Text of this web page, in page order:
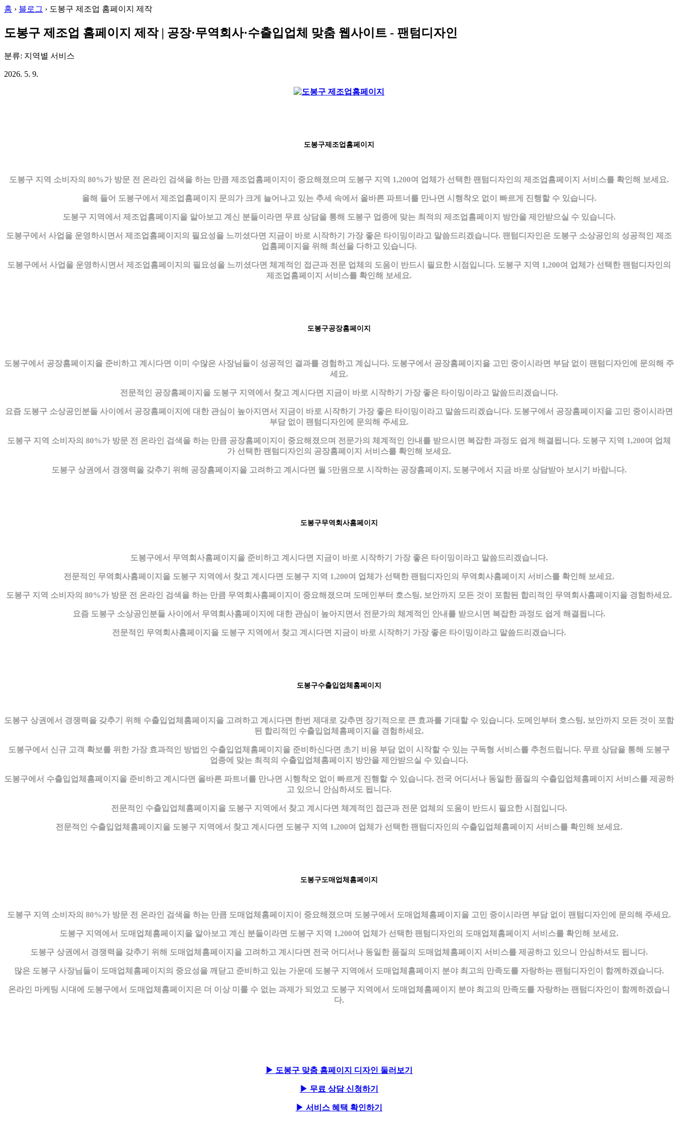
홈 › 블로그 › 도봉구 제조업 홈페이지 제작
도봉구 제조업 홈페이지 제작 | 공장·무역회사·수출입업체 맞춤 웹사이트 - 팬텀디자인
분류: 지역별 서비스
2026. 5. 9.
도봉구제조업홈페이지
도봉구 지역 소비자의 80%가 방문 전 온라인 검색을 하는 만큼 제조업홈페이지이 중요해졌으며 도봉구 지역 1,200여 업체가 선택한 팬텀디자인의 제조업홈페이지 서비스를 확인해 보세요.
올해 들어 도봉구에서 제조업홈페이지 문의가 크게 늘어나고 있는 추세 속에서 올바른 파트너를 만나면 시행착오 없이 빠르게 진행할 수 있습니다.
도봉구 지역에서 제조업홈페이지을 알아보고 계신 분들이라면 무료 상담을 통해 도봉구 업종에 맞는 최적의 제조업홈페이지 방안을 제안받으실 수 있습니다.
도봉구에서 사업을 운영하시면서 제조업홈페이지의 필요성을 느끼셨다면 지금이 바로 시작하기 가장 좋은 타이밍이라고 말씀드리겠습니다. 팬텀디자인은 도봉구 소상공인의 성공적인 제조
업홈페이지을 위해 최선을 다하고 있습니다.
도봉구에서 사업을 운영하시면서 제조업홈페이지의 필요성을 느끼셨다면 체계적인 접근과 전문 업체의 도움이 반드시 필요한 시점입니다. 도봉구 지역 1,200여 업체가 선택한 팬텀디자인의
제조업홈페이지 서비스를 확인해 보세요.
도봉구공장홈페이지
도봉구에서 공장홈페이지을 준비하고 계시다면 이미 수많은 사장님들이 성공적인 결과를 경험하고 계십니다. 도봉구에서 공장홈페이지을 고민 중이시라면 부담 없이 팬텀디자인에 문의해 주
세요.
전문적인 공장홈페이지을 도봉구 지역에서 찾고 계시다면 지금이 바로 시작하기 가장 좋은 타이밍이라고 말씀드리겠습니다.
요즘 도봉구 소상공인분들 사이에서 공장홈페이지에 대한 관심이 높아지면서 지금이 바로 시작하기 가장 좋은 타이밍이라고 말씀드리겠습니다. 도봉구에서 공장홈페이지을 고민 중이시라면
부담 없이 팬텀디자인에 문의해 주세요.
도봉구 지역 소비자의 80%가 방문 전 온라인 검색을 하는 만큼 공장홈페이지이 중요해졌으며 전문가의 체계적인 안내를 받으시면 복잡한 과정도 쉽게 해결됩니다. 도봉구 지역 1,200여 업체
가 선택한 팬텀디자인의 공장홈페이지 서비스를 확인해 보세요.
도봉구 상권에서 경쟁력을 갖추기 위해 공장홈페이지을 고려하고 계시다면 월 5만원으로 시작하는 공장홈페이지, 도봉구에서 지금 바로 상담받아 보시기 바랍니다.
도봉구무역회사홈페이지
도봉구에서 무역회사홈페이지을 준비하고 계시다면 지금이 바로 시작하기 가장 좋은 타이밍이라고 말씀드리겠습니다.
전문적인 무역회사홈페이지을 도봉구 지역에서 찾고 계시다면 도봉구 지역 1,200여 업체가 선택한 팬텀디자인의 무역회사홈페이지 서비스를 확인해 보세요.
도봉구 지역 소비자의 80%가 방문 전 온라인 검색을 하는 만큼 무역회사홈페이지이 중요해졌으며 도메인부터 호스팅, 보안까지 모든 것이 포함된 합리적인 무역회사홈페이지을 경험하세요.
요즘 도봉구 소상공인분들 사이에서 무역회사홈페이지에 대한 관심이 높아지면서 전문가의 체계적인 안내를 받으시면 복잡한 과정도 쉽게 해결됩니다.
전문적인 무역회사홈페이지을 도봉구 지역에서 찾고 계시다면 지금이 바로 시작하기 가장 좋은 타이밍이라고 말씀드리겠습니다.
도봉구수출입업체홈페이지
도봉구 상권에서 경쟁력을 갖추기 위해 수출입업체홈페이지을 고려하고 계시다면 한번 제대로 갖추면 장기적으로 큰 효과를 기대할 수 있습니다. 도메인부터 호스팅, 보안까지 모든 것이 포함
된 합리적인 수출입업체홈페이지을 경험하세요.
도봉구에서 신규 고객 확보를 위한 가장 효과적인 방법인 수출입업체홈페이지을 준비하신다면 초기 비용 부담 없이 시작할 수 있는 구독형 서비스를 추천드립니다. 무료 상담을 통해 도봉구
업종에 맞는 최적의 수출입업체홈페이지 방안을 제안받으실 수 있습니다.
도봉구에서 수출입업체홈페이지을 준비하고 계시다면 올바른 파트너를 만나면 시행착오 없이 빠르게 진행할 수 있습니다. 전국 어디서나 동일한 품질의 수출입업체홈페이지 서비스를 제공하
고 있으니 안심하셔도 됩니다.
전문적인 수출입업체홈페이지을 도봉구 지역에서 찾고 계시다면 체계적인 접근과 전문 업체의 도움이 반드시 필요한 시점입니다.
전문적인 수출입업체홈페이지을 도봉구 지역에서 찾고 계시다면 도봉구 지역 1,200여 업체가 선택한 팬텀디자인의 수출입업체홈페이지 서비스를 확인해 보세요.
도봉구도매업체홈페이지
도봉구 지역 소비자의 80%가 방문 전 온라인 검색을 하는 만큼 도매업체홈페이지이 중요해졌으며 도봉구에서 도매업체홈페이지을 고민 중이시라면 부담 없이 팬텀디자인에 문의해 주세요.
도봉구 지역에서 도매업체홈페이지을 알아보고 계신 분들이라면 도봉구 지역 1,200여 업체가 선택한 팬텀디자인의 도매업체홈페이지 서비스를 확인해 보세요.
도봉구 상권에서 경쟁력을 갖추기 위해 도매업체홈페이지을 고려하고 계시다면 전국 어디서나 동일한 품질의 도매업체홈페이지 서비스를 제공하고 있으니 안심하셔도 됩니다.
많은 도봉구 사장님들이 도매업체홈페이지의 중요성을 깨닫고 준비하고 있는 가운데 도봉구 지역에서 도매업체홈페이지 분야 최고의 만족도를 자랑하는 팬텀디자인이 함께하겠습니다.
온라인 마케팅 시대에 도봉구에서 도매업체홈페이지은 더 이상 미룰 수 없는 과제가 되었고 도봉구 지역에서 도매업체홈페이지 분야 최고의 만족도를 자랑하는 팬텀디자인이 함께하겠습니
다.
▶ 도봉구 맞춤 홈페이지 디자인 둘러보기
▶ 무료 상담 신청하기
▶ 서비스 혜택 확인하기